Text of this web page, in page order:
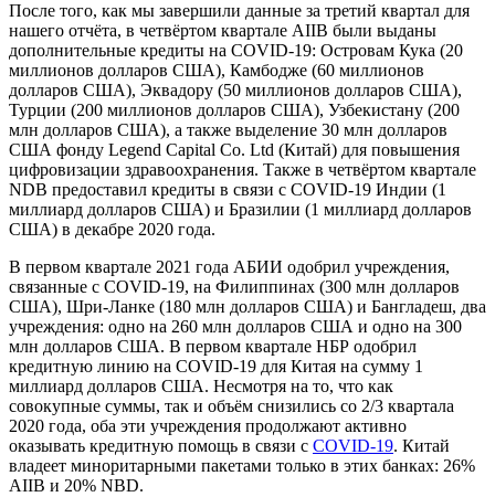
После того, как мы завершили данные за третий квартал для
нашего отчёта, в четвёртом квартале AIIB были выданы
дополнительные кредиты на COVID-19: Островам Кука (20
миллионов долларов США), Камбодже (60 миллионов
долларов США), Эквадору (50 миллионов долларов США),
Турции (200 миллионов долларов США), Узбекистану (200
млн долларов США), а также выделение 30 млн долларов
США фонду Legend Capital Co. Ltd (Китай) для повышения
цифровизации здравоохранения. Также в четвёртом квартале
NDB предоставил кредиты в связи с COVID-19 Индии (1
миллиард долларов США) и Бразилии (1 миллиард долларов
США) в декабре 2020 года.
В первом квартале 2021 года АБИИ одобрил учреждения,
связанные с COVID-19, на Филиппинах (300 млн долларов
США), Шри-Ланке (180 млн долларов США) и Бангладеш, два
учреждения: одно на 260 млн долларов США и одно на 300
млн долларов США. В первом квартале НБР одобрил
кредитную линию на COVID-19 для Китая на сумму 1
миллиард долларов США. Несмотря на то, что как
совокупные суммы, так и объём снизились со 2/3 квартала
2020 года, оба эти учреждения продолжают активно
оказывать кредитную помощь в связи с COVID-19. Китай
владеет миноритарными пакетами только в этих банках: 26%
AIIB и 20% NBD.